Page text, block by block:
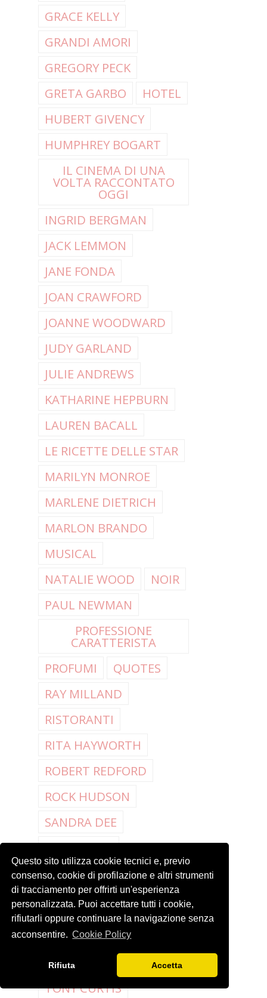
Questo sito utilizza cookie tecnici e, previo
consenso, cookie di profilazione e altri strumenti
di tracciamento per offrirti un'esperienza
personalizzata. Puoi accettare tutti i cookie,
rifiutarli oppure continuare la navigazione senza
acconsentire. Cookie Policy
Rifiuta Accetta
GRACE KELLY
GRANDI AMORI
GREGORY PECK
GRETA GARBO
HOTEL
HUBERT GIVENCY
HUMPHREY BOGART
IL CINEMA DI UNA
VOLTA RACCONTATO
OGGI
INGRID BERGMAN
JACK LEMMON
JANE FONDA
JOAN CRAWFORD
JOANNE WOODWARD
JUDY GARLAND
JULIE ANDREWS
KATHARINE HEPBURN
LAUREN BACALL
LE RICETTE DELLE STAR
MARILYN MONROE
MARLENE DIETRICH
MARLON BRANDO
MUSICAL
NATALIE WOOD
NOIR
PAUL NEWMAN
PROFESSIONE
CARATTERISTA
PROFUMI
QUOTES
RAY MILLAND
RISTORANTI
RITA HAYWORTH
ROBERT REDFORD
ROCK HUDSON
SANDRA DEE
SCREWBALL
SEAN CONNERY
STANLEY LAUREL E
OLIVER HARDY
STELLE RIVALI
THANKSGIVING
TONY CURTIS